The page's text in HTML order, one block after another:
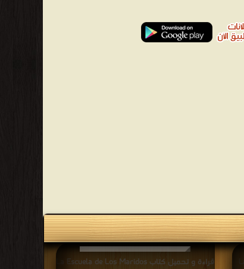
قراءة و تحميل كتاب La Escuela de Los Maridos